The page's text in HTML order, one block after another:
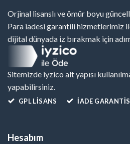
Orjinal lisanslı ve ömür boyu
Para iadesi garantili hizmetlerimiz
dijital dünyada iz bırakmak için
Sitemizde iyzico alt yapısı
yapabilirsiniz.
GPL LISANS İADE
Hesabım